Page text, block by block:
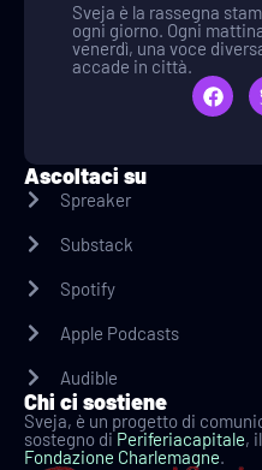
Sveja è la rassegna
ogni giorno. Ogni
venerdì, una voce
accade in città.
Ascoltaci su
Spreaker
Substack
Spotify
Apple Podcasts
Audible
Chi ci sostiene
Sveja, è un progetto di
sostegno di Periferiacapitale,
Fondazione Charlemagne.